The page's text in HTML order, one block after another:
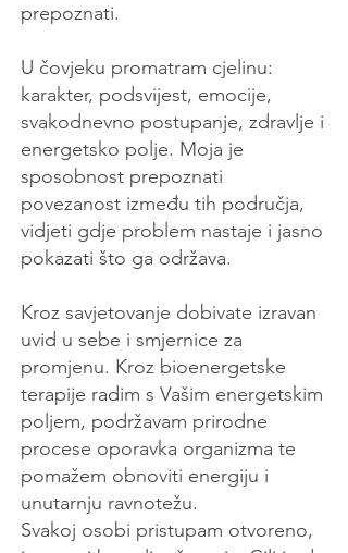
prepoznati.
U čovjeku promatram cjelinu:
karakter, podsvijest, emocije,
svakodnevno postupanje, zdravlje i
energetsko polje. Moja je
sposobnost prepoznati
povezanost između tih područja,
vidjeti gdje problem nastaje i jasno
pokazati što ga održava.
Kroz savjetovanje dobivate izravan
uvid u sebe i smjernice za
promjenu. Kroz bioenergetske
terapije radim s Vašim energetskim
poljem, podržavam prirodne
procese oporavka organizma te
pomažem obnoviti energiju i
unutarnju ravnotežu.
Svakoj osobi pristupam otvoreno,